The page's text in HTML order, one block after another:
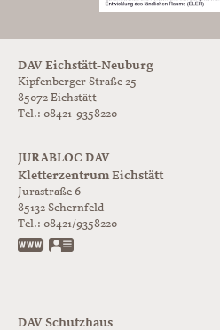
DAV Eichstätt-Neuburg
Kipfenberger Straße 25
85072 Eichstätt
Tel.: 08421-9358220
JURABLOC DAV
Kletterzentrum Eichstätt
Jurastraße 6
85132 Schernfeld
Tel.: 08421/9358220
www.jurabloc.de
DAV Schutzhaus